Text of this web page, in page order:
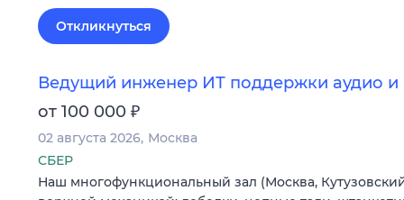
Откликнуться
Ведущий инженер ИТ поддержки аудио и
от 100 000 ₽
02 августа 2026 Москва
СБЕР
Наш многофункциональный зал (Москва,